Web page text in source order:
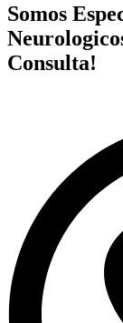
Somos
Consulta!